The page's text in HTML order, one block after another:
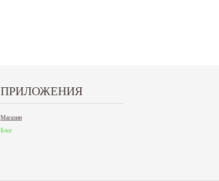
ПРИЛОЖЕНИЯ
Магазин
Блог